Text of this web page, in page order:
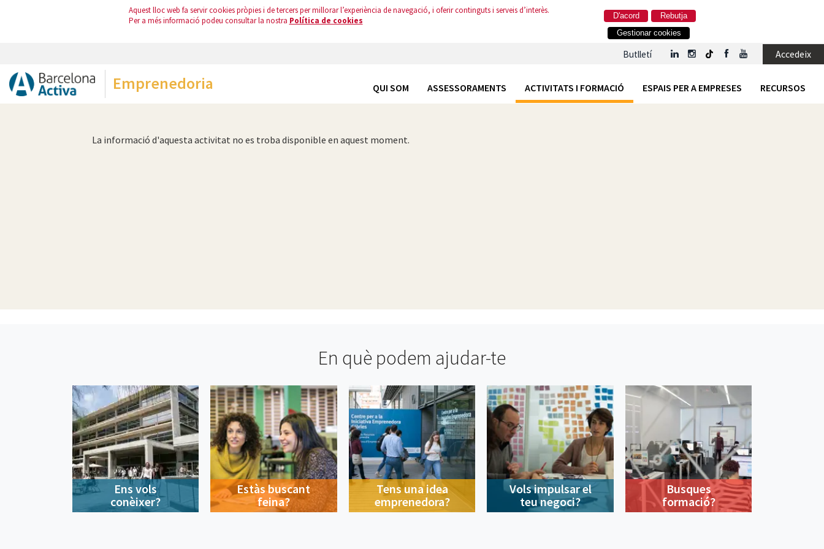
Aquest lloc web fa servir cookies pròpies i de tercers per millorar l’experiència de navegació, i oferir continguts i serveis d’interès.
Per a més informació podeu consultar la nostra Política de cookies Rebutja
D'acord
Gestionar cookies
Butlletí Accedeix
Emprenedoria QUI SOM ASSESSORAMENTS ACTIVITATS I FORMACIÓ ESPAIS PER A EMPRESES RECURSOS
La informació d'aquesta activitat no es troba disponible en aquest moment.
En què podem ajudar-te
Ens vols
conèixer?
Estàs buscant
feina?
Tens una idea
emprenedora?
Vols impulsar el
teu negoci?
Busques
formació?